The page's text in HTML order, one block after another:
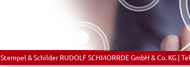
Stempel & Schilder RUDOLF SCHMORRDE GmbH & Co. KG |